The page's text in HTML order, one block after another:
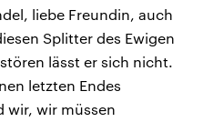
liebe Freundin, auch
Splitter des Ewigen
lässt er sich nicht.
letzten Endes
wir, wir müssen